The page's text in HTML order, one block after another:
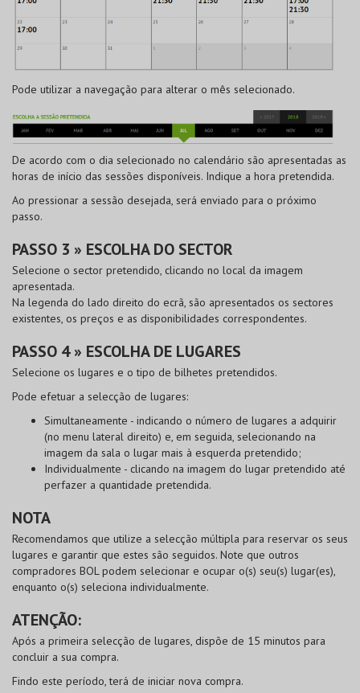
Pode utilizar a navegação para alterar o mês selecionado.
De acordo com o dia selecionado no calendário são apresentadas as
horas de início das sessões disponíveis. Indique a hora pretendida.
Ao pressionar a sessão desejada, será enviado para o próximo
passo.
PASSO 3 » ESCOLHA DO SECTOR
Selecione o sector pretendido, clicando no local da imagem
apresentada.
Na legenda do lado direito do ecrã, são apresentados os sectores
existentes, os preços e as disponibilidades correspondentes.
PASSO 4 » ESCOLHA DE LUGARES
Selecione os lugares e o tipo de bilhetes pretendidos.
Pode efetuar a selecção de lugares:
Simultaneamente - indicando o número de lugares a adquirir
(no menu lateral direito) e, em seguida, selecionando na
imagem da sala o lugar mais à esquerda pretendido;
Individualmente - clicando na imagem do lugar pretendido até
perfazer a quantidade pretendida.
NOTA
Recomendamos que utilize a selecção múltipla para reservar os seus
lugares e garantir que estes são seguidos. Note que outros
compradores BOLpodem selecionar e ocupar o(s) seu(s) lugar(es),
enquanto o(s) seleciona individualmente.
ATENÇÃO:
Após a primeira selecção de lugares, dispõe de 15 minutos para
concluir a sua compra.
Findo este período, terá de iniciar nova compra.